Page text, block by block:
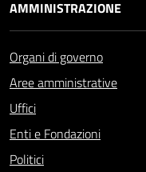
AMMINISTRAZIONE
Organi di governo
Aree amministrative
Uffici
Enti e Fondazioni
Politici